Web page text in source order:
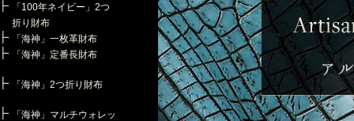
「100年ネイビー」2つ
折り財布
「海神」一枚革財布
「海神」定番長財布
「海神」2つ折り財布
「海神」マルチウォレッ